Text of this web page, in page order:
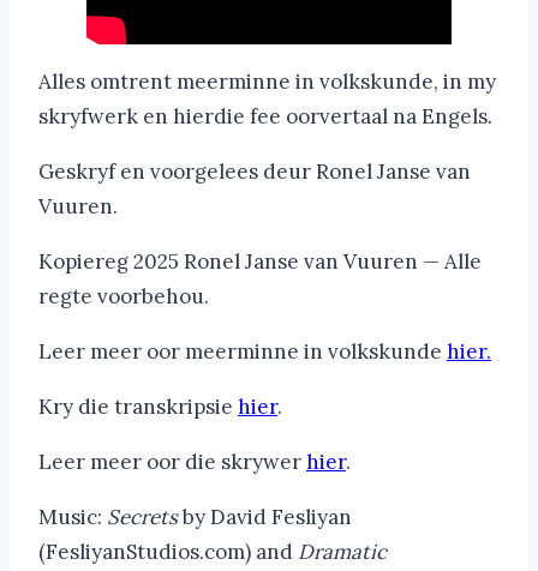
Alles omtrent meerminne in volkskunde, in my
skryfwerk en hierdie fee oorvertaal na Engels.
Geskryf en voorgelees deur Ronel Janse van
Vuuren.
Kopiereg 2025 Ronel Janse van Vuuren — Alle
regte voorbehou.
Leer meer oor meerminne in volkskunde hier.
Kry die transkripsie hier.
Leer meer oor die skrywerhier.
Music: Secretsby David Fesliyan
(FesliyanStudios.com) and Dramatic